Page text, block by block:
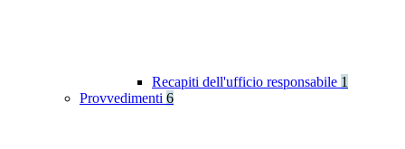
Recapiti dell'ufficio responsabile 1
Provvedimenti 6